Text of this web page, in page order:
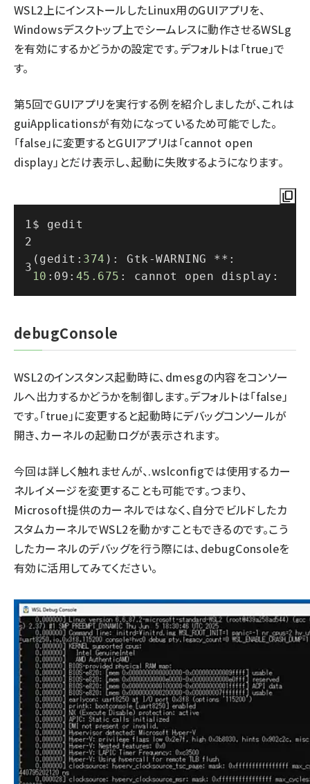
WSL2上にインストールしたLinux用のGUIアプリを、
Windowsデスクトップ上でシームレスに動作させるWSLg
を有効にするかどうかの設定です。デフォルトは「true」で
す。
第5回でGUIアプリを実行する例を紹介しましたが、これは
guiApplicationsが有効になっているため可能でした。
「false」に変更するとGUIアプリは「cannot open
display」とだけ表示し、起動に失敗するようになります。
$ gedit
(gedit: 374 )
10 :09: 45.675 : cannot open display:
debugConsole
WSL2のインスタンス起動時に、dmesgの内容をコンソー
ルへ出力するかどうかを制御します。デフォルトは「false」
です。「true」に変更すると起動時にデバッグコンソールが
開き、カーネルの起動ログが表示されます。
今回は詳しく触れませんが、.wslconfigでは使用するカー
ネルイメージを変更することも可能です。つまり、
Microsoft提供のカーネルではなく、自分でビルドしたカ
スタムカーネルでWSL2を動かすこともできるのです。こう
したカーネルのデバッグを行う際には、debugConsoleを
有効に活用してみてください。